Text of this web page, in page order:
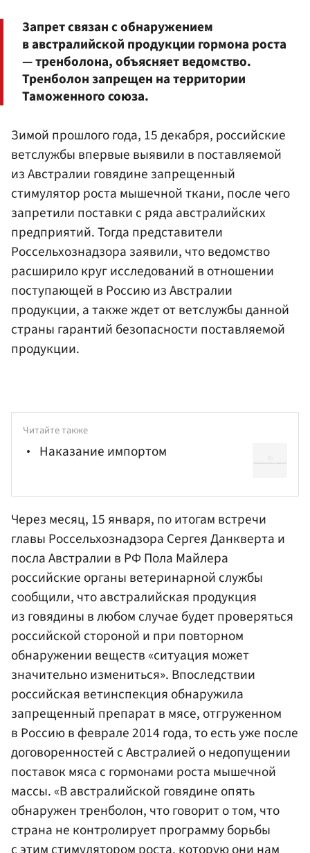
Запрет связан с обнаружением
в австралийской продукции гормона роста
— тренболона, объясняет ведомство.
Тренболон запрещен на территории
Таможенного союза.
Зимой прошлого года, 15 декабря, российские
ветслужбы впервые выявили в поставляемой
из Австралии говядине запрещенный
стимулятор роста мышечной ткани, после чего
запретили поставки с ряда австралийских
предприятий. Тогда представители
Россельхознадзора заявили, что ведомство
расширило круг исследований в отношении
поступающей в Россию из Австралии
продукции, а также ждет от ветслужбы данной
страны гарантий безопасности поставляемой
продукции.
Читайте также
Наказание импортом
Через месяц, 15 января, по итогам встречи
главы Россельхознадзора Сергея Данкверта и
посла Австралии в РФ Пола Майлера
российские органы ветеринарной службы
сообщили, что австралийская продукция
из говядины в любом случае будет проверяться
российской стороной и при повторном
обнаружении веществ «ситуация может
значительно измениться». Впоследствии
российская ветинспекция обнаружила
запрещенный препарат в мясе, отгруженном
в Россию в феврале 2014 года, то есть уже после
договоренностей с Австралией о недопущении
поставок мяса с гормонами роста мышечной
массы. «В австралийской говядине опять
обнаружен тренболон, что говорит о том, что
страна не контролирует программу борьбы